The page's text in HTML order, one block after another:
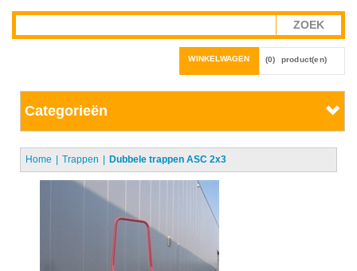
WINKELWAGEN (0) product(en)
Categorieën
Home Trappen Dubbele trappen ASC 2x3